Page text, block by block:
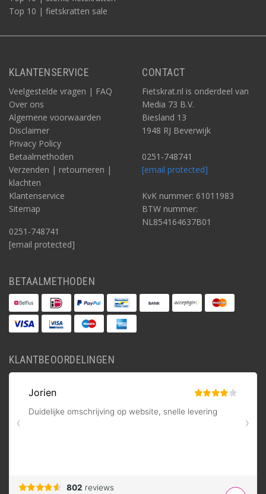
Top 10 | fietskratten sale
KLANTENSERVICE
Veelgestelde vragen | FAQ
Over ons
Algemene voorwaarden
Disclaimer
Privacy Policy
Betaalmethoden
Verzenden | retourneren |
klachten
Klantenservice
Sitemap
0251-748741
[email protected]
CONTACT
Fietskrat.nl is onderdeel van
Media 73 B.V.
Biesland 13
1948 RJ Beverwijk
0251-748741
[email protected]
KvK nummer: 61011983
BTW nummer:
NL854164637B01
BETAALMETHODEN
KLANTBEOORDELINGEN